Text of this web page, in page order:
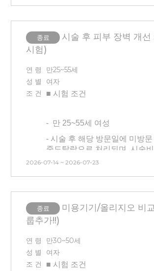
동의한 것으로 간주됩니다.
**추후 취소 불가합니다.
6) 시험 기간 중 헤어스타일 변
속눈썹 시술 등 변경불가
초상권 동의하시는 분(사진 보
동의하는 것으로 간주)
방문)★
- 3개월 내 시술 경험이 없는 사
관련 시술 및 피부 관리 모두 없
참여자 불가능)
- 본 시험은 시간, 날짜 변경이
불가능합니다. 방문일 확인 후
종료
시술 후 피부 장벽 개선
시험)
연 령
만25~55세
성 별
여자
조 건
■ 시험 조건
- 만 25~55세 여성
- 시술 후 해당 방문일에 미방문
중도탈락으로 처리되며, 시술
및 교통비는 제공되지 않습니다.
- 타 시험과 중복 참여는 불가
시험과 동일한 제품으로 현재
프락셀을 진행 중인 분은 참여
- 본 시험은 피부과 연계 시험으
및 날짜 변경이 불가능합니다.
방문시간을 엄수하시고, 방문일
2026-07-14 ~ 2026-07-23
종료
미용기기/올리지오 비
룹추가!!)
연 령
만30~50세
성 별
여자
조 건
■ 시험 조건